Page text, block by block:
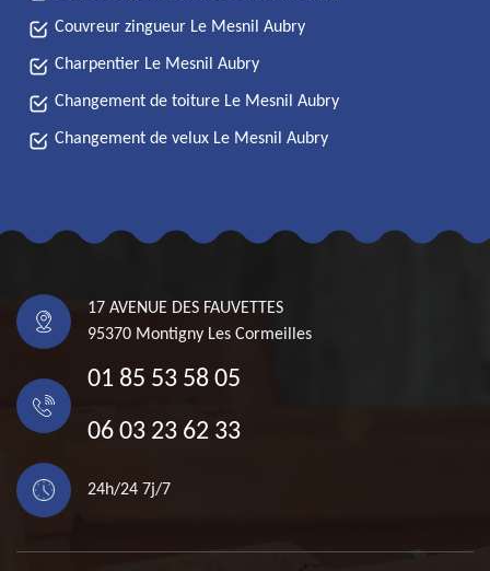
Couvreur zingueur Le Mesnil Aubry
Charpentier Le Mesnil Aubry
Changement de toiture Le Mesnil Aubry
Changement de velux Le Mesnil Aubry
17 AVENUE DES FAUVETTES
95370 Montigny Les Cormeilles
01 85 53 58 05
06 03 23 62 33
24h/24 7j/7